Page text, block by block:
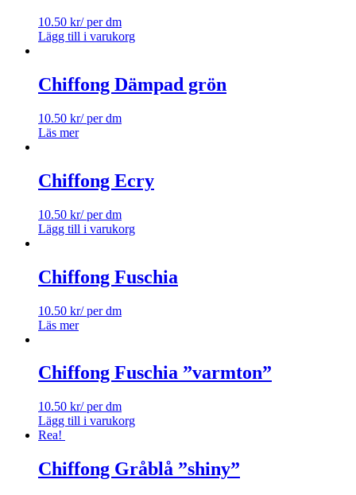
10.50 kr/ per dm
Lägg till i varukorg
Chiffong Dämpad grön
10.50 kr/ per dm
Läs mer
Chiffong Ecry
10.50 kr/ per dm
Lägg till i varukorg
Chiffong Fuschia
10.50 kr/ per dm
Läs mer
Chiffong Fuschia ”varmton”
10.50 kr/ per dm
Lägg till i varukorg
Rea!
Chiffong Gråblå ”shiny”